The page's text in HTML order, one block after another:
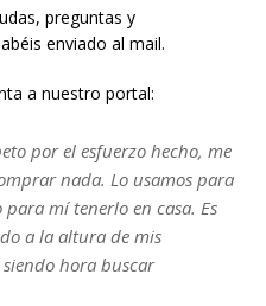
preguntas y
enviado al mail.
a nuestro portal:
por el esfuerzo hecho, me
nada. Lo usamos para
mí tenerlo en casa. Es
a la altura de mis
hora buscar